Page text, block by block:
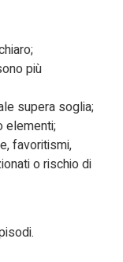
più
supera soglia;
elementi;
favoritismi,
o rischio di